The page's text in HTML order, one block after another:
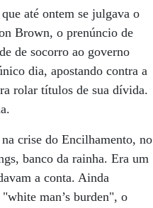
até ontem se julgava o
Brown, o prenúncio de
de socorro ao governo
dia, apostando contra a
rolar títulos de sua dívida.
crise do Encilhamento, no
banco da rainha. Era um
a conta. Ainda
man’s burden", o